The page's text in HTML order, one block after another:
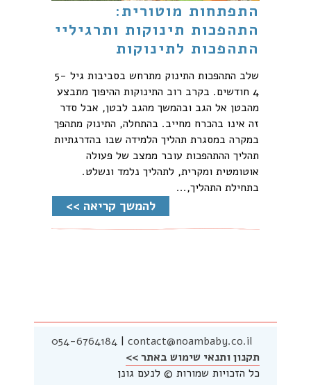
התפתחות מוטורית:
התהפכות תינוקות ותרגיליי
התהפכות לתינוקות
שלב התהפכות התינוק מתרחש בסביבות גיל 5-
4 חודשים. בקרב רוב התינוקות ההיפוך מתבצע
מהבטן אל הגב ובהמשך מהגב לבטן, אבל סדר
זה אינו בהכרח מחייב. בהתחלה, התינוק מתהפך
במקרה במסגרת תהליך הלמידה שבו בהדרגתיות
תהליך ההתהפכות עובר ממצב של פעולה
אוטומטית ומקרית, לתהליך נלמד ונשלט.
בתחילת התהליך,...
להמשך קריאה >>
054-6764184 | contact@noambaby.co.il
תקנון ותנאי שימוש באתר >>
כל הזכויות שמורות © לנעם גונן